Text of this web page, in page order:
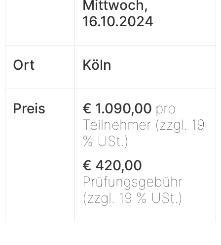
Mittwoch,
16.10.2024
Ort Köln
Preis € 1.090,00 pro
Teilnehmer (zzgl. 19
% USt.)
€ 420,00
Prüfungsgebühr
(zzgl. 19 % USt.)